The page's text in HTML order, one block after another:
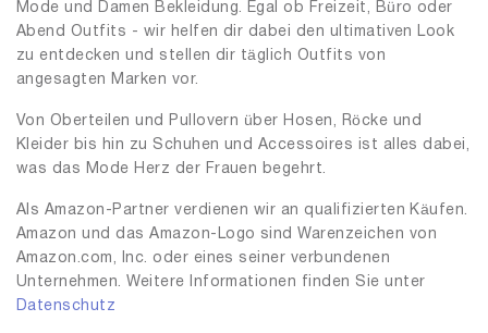
Mode und Damen Bekleidung. Egal ob Freizeit, Büro oder
Abend Outfits - wir helfen dir dabei den ultimativen Look
zu entdecken und stellen dir täglich Outfits von
angesagten Marken vor.
Von Oberteilen und Pullovern über Hosen, Röcke und
Kleider bis hin zu Schuhen und Accessoires ist alles dabei,
was das Mode Herz der Frauen begehrt.
Als Amazon-Partner verdienen wir an qualifizierten Käufen.
Amazon und das Amazon-Logo sind Warenzeichen von
Amazon.com, Inc. oder eines seiner verbundenen
Unternehmen. Weitere Informationen finden Sie unter
Datenschutz